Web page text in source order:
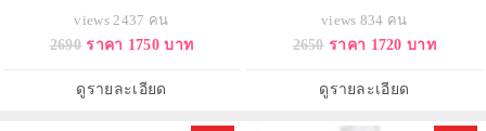
แสนละเอียด ซึมซาบอย่างรวดเร็ว
ช่วยให้ผิวแลดูเอิบอิ่ม มีออร่า และ
views 2437 คน
2690 ราคา 1750 บาท
ดูรายละเอียด
ช่วยส่งเสริมระบบหมุนเวียนเลือด
ของเสีย และน้ำเหลือง ปรับผิวให้
ลดเซลลูไลท์ ให้ผิวดูเรียบเนียนขึ้น
views 834 คน
2650 ราคา 1720 บาท
ดูรายละเอียด